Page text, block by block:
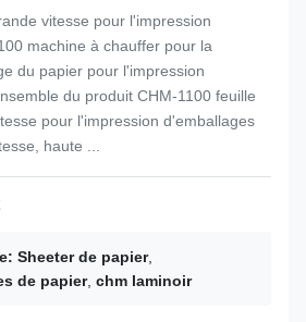
vitesse pour l'impression
machine à chauffer pour la
du papier pour l'impression
du produit CHM-1100 feuille
pour l'impression d'emballages
haute ...
Sheeter de papier,
de papier, chm laminoir